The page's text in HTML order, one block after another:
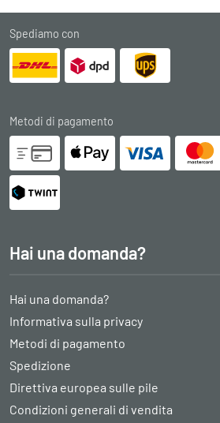
Spediamo con
Metodi di pagamento
Hai una domanda?
Hai una domanda?
Informativa sulla privacy
Metodi di pagamento
Spedizione
Direttiva europea sulle pile
Condizioni generali di vendita